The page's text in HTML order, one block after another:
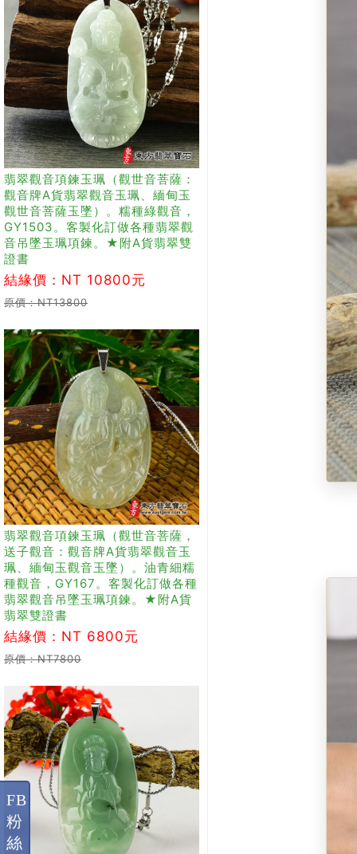
翡翠觀音項鍊玉珮（觀世音菩薩：
觀音牌A貨翡翠觀音玉珮、緬甸玉
觀世音菩薩玉墜）。糯種綠觀音，
GY1503。客製化訂做各種翡翠觀
音吊墜玉珮項鍊。★附A貨翡翠雙
證書
結緣價：NT 10800元
原價：NT13800
翡翠觀音項鍊玉珮（觀世音菩薩，
送子觀音：觀音牌A貨翡翠觀音玉
珮、緬甸玉觀音玉墜）。油青細糯
種觀音，GY167。客製化訂做各種
翡翠觀音吊墜玉珮項鍊。★附A貨
翡翠雙證書
結緣價：NT 6800元
原價：NT7800
FB
粉
絲